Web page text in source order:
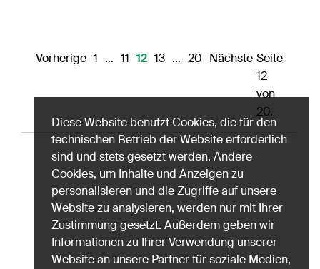
Seite
12
von
20.
Vorherige 1 … 11 12 13 … 20 Nächste
Diese Website benutzt Cookies, die für den
technischen Betrieb der Website erforderlich
sind und stets gesetzt werden. Andere
Cookies, um Inhalte und Anzeigen zu
personalisieren und die Zugriffe auf unsere
Website zu analysieren, werden nur mit Ihrer
Zustimmung gesetzt. Außerdem geben wir
Informationen zu Ihrer Verwendung unserer
Website an unsere Partner für soziale Medien,